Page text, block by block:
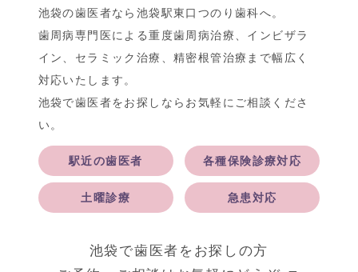
池袋の歯医者なら池袋駅東口つのり歯科へ。
歯周病専門医による重度歯周病治療、インビザラ
イン、セラミック治療、精密根管治療まで幅広く
対応いたします。
池袋で歯医者をお探しならお気軽にご相談くださ
い。
駅近の歯医者 各種保険診療対応
土曜診療 急患対応
池袋で歯医者をお探しの方